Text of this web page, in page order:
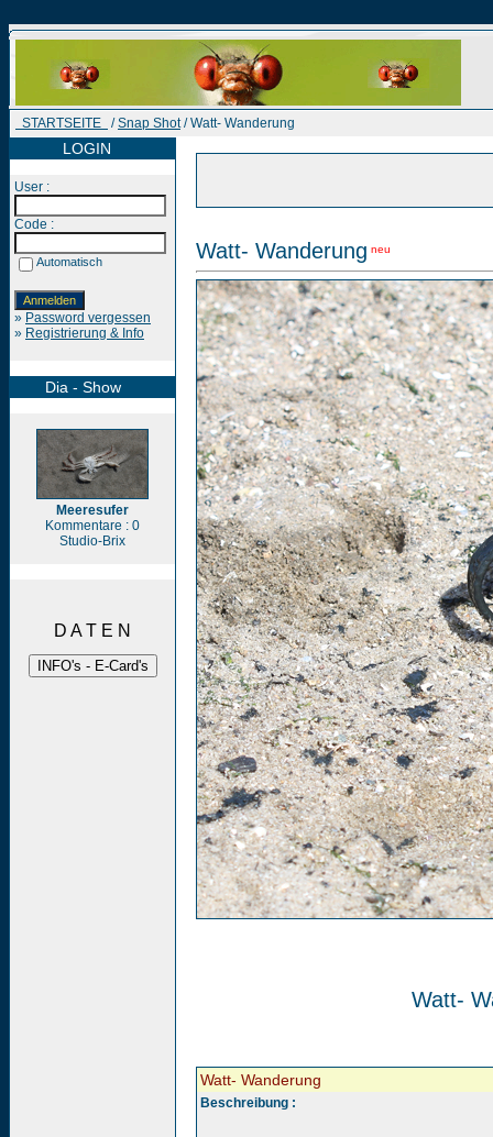
STARTSEITE /Snap Shot/ Watt- Wanderung
LOGIN
User :
Code :
Automatisch
» Password vergessen
» Registrierung & Info
Dia - Show
Meeresufer
Kommentare : 0
Studio-Brix
D A T E N
Watt- Wanderung neu
Watt-
Watt- Wanderung
Beschreibung :